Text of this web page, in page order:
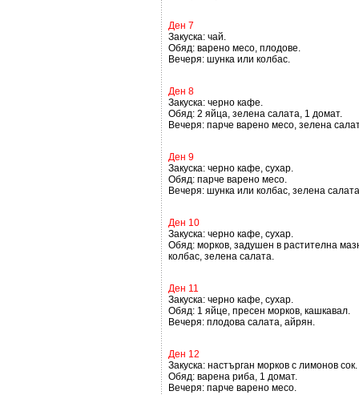
Ден 7
Закуска: чай.
Обяд: варено месо, плодове.
Вечеря: шунка или колбас.
Ден 8
Закуска: черно кафе.
Обяд: 2 яйца, зелена салата, 1 домат.
Вечеря: парче варено месо, зелена
Ден 9
Закуска: черно кафе, сухар.
Обяд: парче варено месо.
Вечеря: шунка или колбас, зелена
Ден 10
Закуска: черно кафе, сухар.
Обяд: морков, задушен в растителна
колбас, зелена салата.
Ден 11
Закуска: черно кафе, сухар.
Обяд: 1 яйце, пресен морков, кашкавал.
Вечеря: плодова салата, айрян.
Ден 12
Закуска: настърган морков с лимонов сок.
Обяд: варена риба, 1 домат.
Вечеря: парче варено месо.